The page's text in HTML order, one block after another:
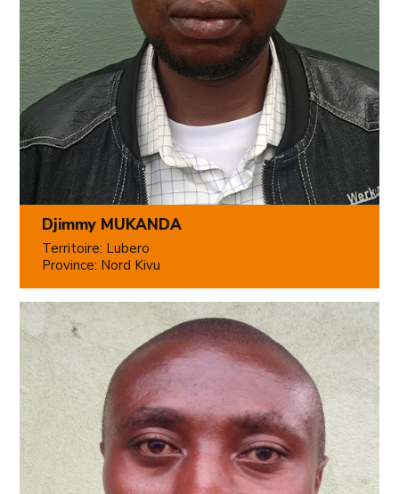
Djimmy MUKANDA
Territoire: Lubero
Province: Nord Kivu